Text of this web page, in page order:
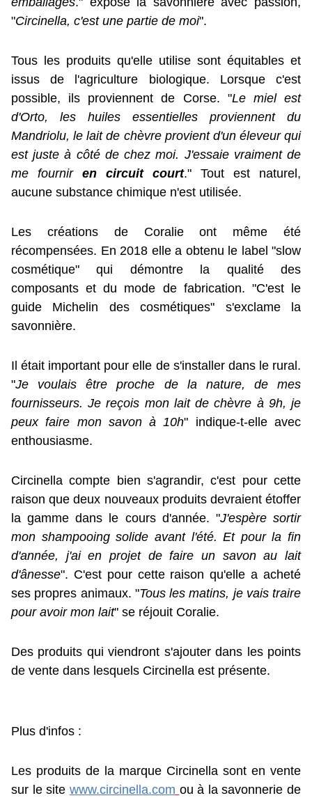
"Circinella, c'est une partie de moi".
Tous les produits qu'elle utilise sont équitables et
issus de l'agriculture biologique. Lorsque c'est
possible, ils proviennent de Corse. "Le miel est
d'Orto, les huiles essentielles proviennent du
Mandriolu, le lait de chèvre provient d'un éleveur qui
est juste à côté de chez moi. J'essaie vraiment de
me fournir en circuit court." Tout est naturel,
aucune substance chimique n'est utilisée.
Les créations de Coralie ont même été
récompensées. En 2018 elle a obtenu le label "slow
cosmétique" qui démontre la qualité des
composants et du mode de fabrication. "C'est le
guide Michelin des cosmétiques" s'exclame la
savonnière.
Il était important pour elle de s'installer dans le rural.
"Je voulais être proche de la nature, de mes
fournisseurs. Je reçois mon lait de chèvre à 9h, je
peux faire mon savon à 10h" indique-t-elle avec
enthousiasme.
Circinella compte bien s'agrandir, c'est pour cette
raison que deux nouveaux produits devraient étoffer
la gamme dans le cours d'année. "J'espère sortir
mon shampooing solide avant l'été. Et pour la fin
d'année, j'ai en projet de faire un savon au lait
d'ânesse". C'est pour cette raison qu'elle a acheté
ses propres animaux. "Tous les matins, je vais traire
pour avoir mon lait" se réjouit Coralie.
Des produits qui viendront s'ajouter dans les points
de vente dans lesquels Circinella est présente.
Plus d'infos :
Les produits de la marque Circinella sont en vente
sur le site www.circinella.com ou à la savonnerie de